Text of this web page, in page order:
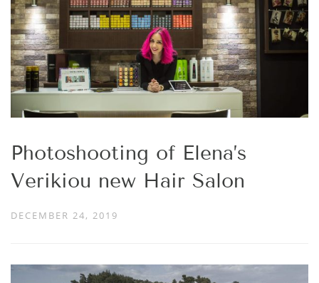
Photoshooting of Elena’s
Verikiou new Hair Salon
DECEMBER 24, 2019